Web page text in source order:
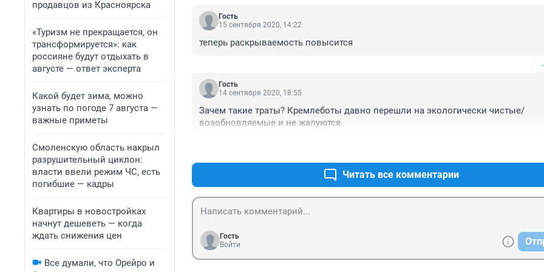
продавцов из Красноярска
«Туризм не прекращается, он
трансформируется»: как
россияне будут отдыхать в
августе — ответ эксперта
Какой будет зима, можно
узнать по погоде 7 августа —
важные приметы
Смоленскую область накрыл
разрушительный циклон:
власти ввели режим ЧС, есть
погибшие — кадры
Квартиры в новостройках
начнут дешеветь — когда
ждать снижения цен
Все думали, что Орейро и
Гость
15 сентября 2020, 14:22
теперь раскрываемость повысится
Гость
14 сентября 2020, 18:55
Зачем такие траты? Кремлеботы давно перешли на экологически чистые/
возобновляемые и не жалуются.
Читать все комментарии
Гость
Войти